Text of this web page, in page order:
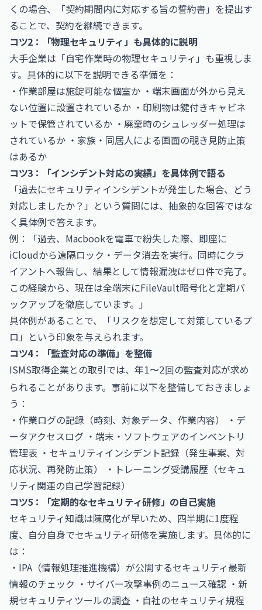
くの場合、「契約期間内に対応する旨の誓約書」を提出す
ることで、契約を継続できます。
コツ2：「物理セキュリティ」も具体的に説明
大手企業は「自宅作業時の物理セキュリティ」も重視しま
す。具体的に以下を説明できる準備を：
・作業部屋は施錠可能な個室か ・端末画面が外から見え
ない位置に設置されているか ・印刷物は鍵付きキャビネ
ットで保管されているか ・廃棄時のシュレッダー処理は
されているか ・家族・同居人による画面の覗き見防止策
はあるか
コツ3：「インシデント対応の実績」を具体例で語る
「過去にセキュリティインシデントが発生した場合、どう
対応しましたか？」という質問には、抽象的な回答ではな
く具体例で答えます。
例：「過去、Macbookを電車で紛失した際、即座に
iCloudから遠隔ロック・データ消去を実行。同時にクラ
イアントへ報告し、結果として情報漏洩はゼロ件で完了。
この経験から、現在は全端末にFileVault暗号化と定期バ
ックアップを徹底しています。」
具体例があることで、「リスクを想定して対策しているプ
ロ」という印象を与えられます。
コツ4：「監査対応の準備」を整備
ISMS取得企業との取引では、年1〜2回 の監査対応が求め
られることがあります。事前に以下を整備しておきましょ
う：
・作業ログの記録（時刻、対象データ、作業内容） ・デ
ータアクセスログ ・端末・ソフトウェアのインベントリ
管理表 ・セキュリティインシデント記録（発生事案、対
応状況、再発防止策） ・トレーニング受講履歴（セキュ
リティ関連の自己学習記録）
コツ5：「定期的なセキュリティ研修」の自己実施
セキュリティ知識は陳腐化が早いため、四半期に1度程
度、自分自身でセキュリティ研修を実施します。具体的に
は：
・IPA（情報処理推進機構）が公開するセキュリティ最新
情報のチェック ・サイバー攻撃事例のニュース確認 ・新
規セキュリティツールの調査 ・自社のセキュリティ規程